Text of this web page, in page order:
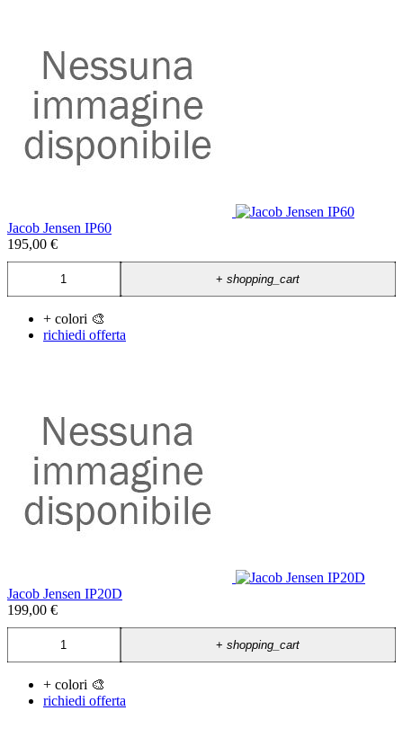
Jacob Jensen IP60
195,00 €
+shopping_cart
+ colori 🎨
richiedi offerta
Jacob Jensen IP20D
199,00 €
+shopping_cart
+ colori 🎨
richiedi offerta